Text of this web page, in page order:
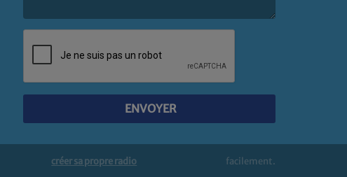
ENVOYER
créer sa propre radio facilement.